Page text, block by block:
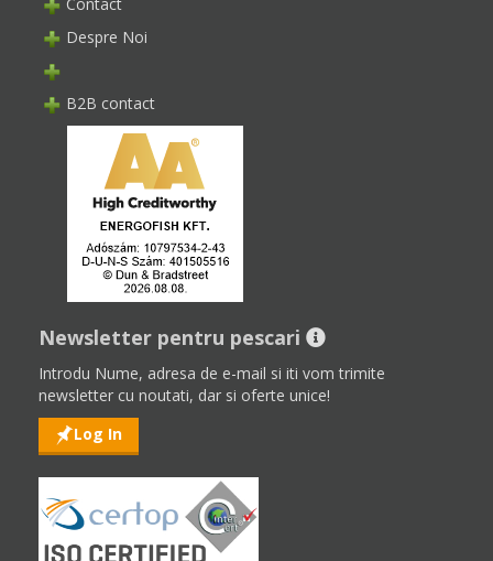
Despre Noi
B2B contact
Newsletter pentru pescari
Introdu Nume, adresa de e-mail si iti vom trimite
newsletter cu noutati, dar si oferte unice!
Log In